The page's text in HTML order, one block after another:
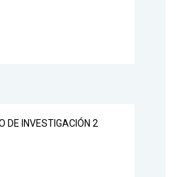
DE INVESTIGACIÓN 2